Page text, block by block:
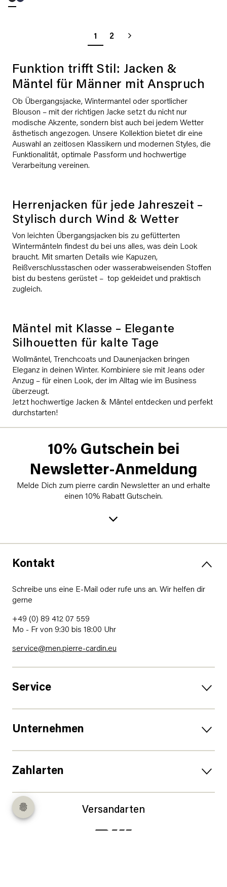
1 2
Funktion trifft Stil: Jacken &
Mäntel für Männer mit Anspruch
Ob Übergangsjacke, Wintermantel oder sportlicher
Blouson – mit der richtigen Jacke setzt du nicht nur
modische Akzente, sondern bist auch bei jedem Wetter
ästhetisch angezogen. Unsere Kollektion bietet dir eine
Auswahl an zeitlosen Klassikern und modernen Styles, die
Funktionalität, optimale Passform und hochwertige
Verarbeitung vereinen.
Herrenjacken für jede Jahreszeit –
Stylisch durch Wind & Wetter
Von leichten Übergangsjacken bis zu gefütterten
Wintermänteln findest du bei uns alles, was dein Look
braucht. Mit smarten Details wie Kapuzen,
Reißverschlusstaschen oder wasserabweisenden Stoffen
bist du bestens gerüstet – top gekleidet und praktisch
zugleich.
Mäntel mit Klasse – Elegante
Silhouetten für kalte Tage
Wollmäntel, Trenchcoats und Daunenjacken bringen
Eleganz in deinen Winter. Kombiniere sie mit Jeans oder
Anzug – für einen Look, der im Alltag wie im Business
überzeugt.
Jetzt hochwertige Jacken & Mäntel entdecken und perfekt
durchstarten!
10% Gutschein bei
Newsletter-Anmeldung
Melde Dich zum pierre cardin Newsletter an und erhalte
einen 10% Rabatt Gutschein.
Kontakt
Schreibe uns eine E-Mail oder rufe uns an. Wir helfen dir
gerne
+49 (0) 89 412 07 559
Mo - Fr von 9:30 bis 18:00 Uhr
service@men.pierre-cardin.eu
Service
Unternehmen
Zahlarten
Versandarten